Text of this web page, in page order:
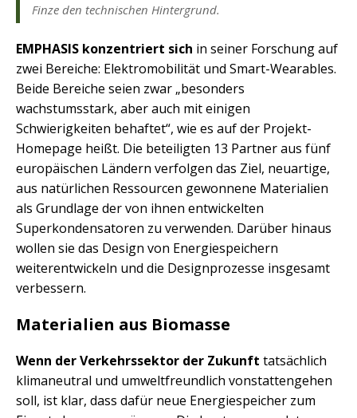
Finze den technischen Hintergrund.
EMPHASIS konzentriert sich in seiner Forschung auf
zwei Bereiche: Elektromobilität und Smart-Wearables.
Beide Bereiche seien zwar „besonders
wachstumsstark, aber auch mit einigen
Schwierigkeiten behaftet“, wie es auf der Projekt-
Homepage heißt. Die beteiligten 13 Partner aus fünf
europäischen Ländern verfolgen das Ziel, neuartige,
aus natürlichen Ressourcen gewonnene Materialien
als Grundlage der von ihnen entwickelten
Superkondensatoren zu verwenden. Darüber hinaus
wollen sie das Design von Energiespeichern
weiterentwickeln und die Designprozesse insgesamt
verbessern.
Materialien aus Biomasse
Wenn der Verkehrssektor der Zukunft tatsächlich
klimaneutral und umweltfreundlich vonstattengehen
soll, ist klar, dass dafür neue Energiespeicher zum